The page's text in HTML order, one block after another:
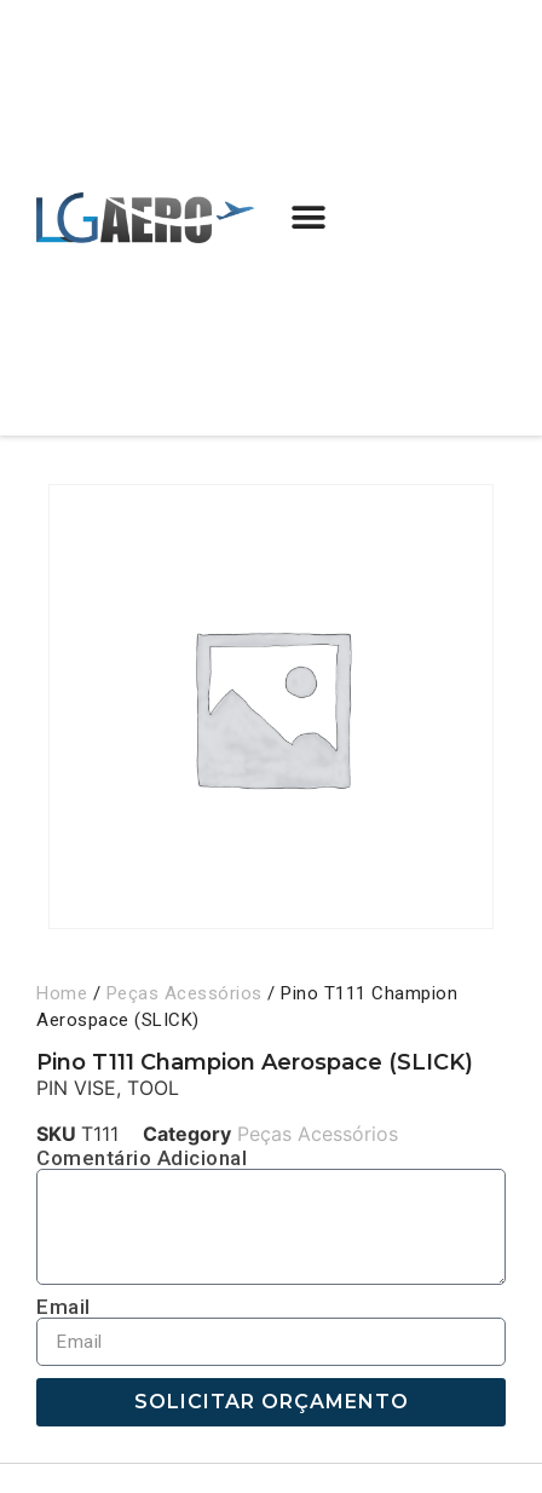
Home / Peças Acessórios / Pino T111 Champion
Aerospace (SLICK)
Pino T111 Champion Aerospace (SLICK)
PIN VISE, TOOL
SKU T111 Category Peças Acessórios
Comentário Adicional
Email
SOLICITAR ORÇAMENTO